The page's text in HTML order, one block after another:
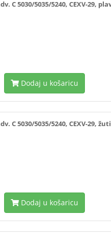
C 5030/5035/5240, CEXV-29,
Dodaj u košaricu
C 5030/5035/5240, CEXV-29,
Dodaj u košaricu